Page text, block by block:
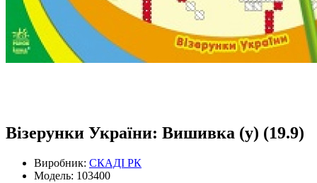
Візерунки України: Вишивка (у) (19.9)
Виробник: СКАДІ РК
Модель: 103400